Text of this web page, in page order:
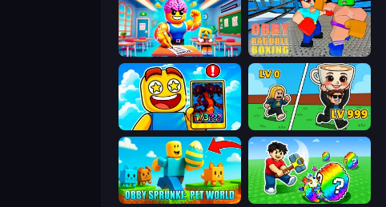
Obby: Dumb or Genius IQ Test Obby: Ragdoll Boxing
Obby Cards: The Legend Hunt Brainrot Arena Online
Obby Sprunki: Pet World Break a Lucky Egg Brainrots